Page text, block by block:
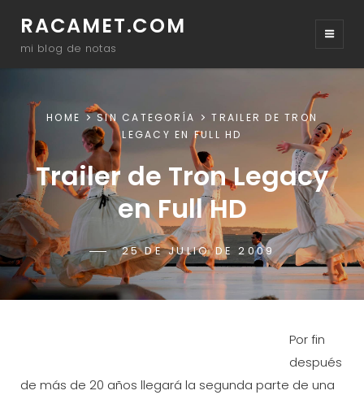
RACAMET.COM
mi blog de notas
HOME SIN CATEGORÍA
TRAILER DE TRON
LEGACY EN FULL HD
Trailer de Tron Legacy
en Full HD
POSTED-
ON
25 DE JULIO DE 2009
BY
LINE
BYLINE
RACAMET
Por fin
después
de más de 20 años llegará la segunda parte de una